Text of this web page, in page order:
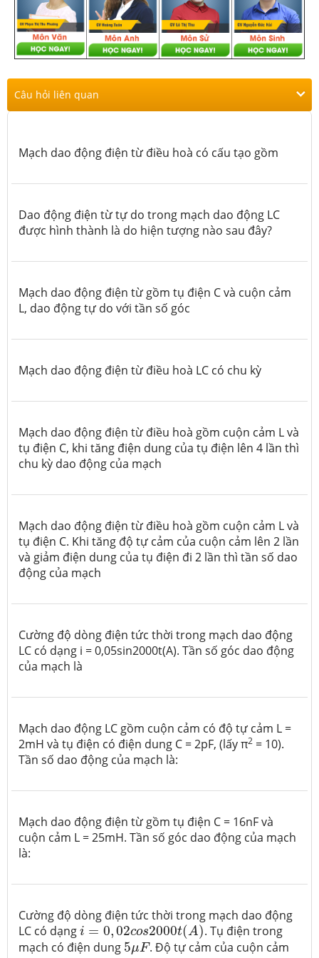
Câu hỏi liên quan
Mạch dao động điện từ điều hoà có cấu tạo gồm
Dao động điện từ tự do trong mạch dao động LC
được hình thành là do hiện tượng nào sau đây?
Mạch dao động điện từ gồm tụ điện C và cuộn cảm
L, dao động tự do với tần số góc
Mạch dao động điện từ điều hoà LC có chu kỳ
Mạch dao động điện từ điều hoà gồm cuộn cảm L và
tụ điện C, khi tăng điện dung của tụ điện lên 4 lần thì
chu kỳ dao động của mạch
Mạch dao động điện từ điều hoà gồm cuộn cảm L và
tụ điện C. Khi tăng độ tự cảm của cuộn cảm lên 2 lần
và giảm điện dung của tụ điện đi 2 lần thì tần số dao
động của mạch
Cường độ dòng điện tức thời trong mạch dao động
LC có dạng i = 0,05sin2000t(A). Tần số góc dao động
của mạch là
Mạch dao động LC gồm cuộn cảm có độ tự cảm L =
2mH và tụ điện có điện dung C = 2pF, (lấy π2 = 10).
Tần số dao động của mạch là:
Mạch dao động điện từ gồm tụ điện C = 16nF và
cuộn cảm L = 25mH. Tần số góc dao động của mạch
là:
Cường độ dòng điện tức thời trong mạch dao động
LC có dạng i = 0,02cos2000t(A)
i=0,02cos2000t(A)
. Tụ điện trong
mạch có điện dung 5μF
5μF. Độ tự cảm của cuộn cảm